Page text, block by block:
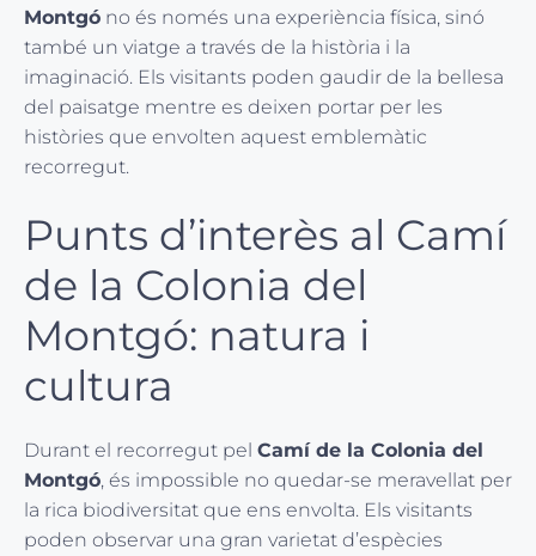
Montgó no és només una experiència física, sinó
també un viatge a través de la història i la
imaginació. Els visitants poden gaudir de la bellesa
del paisatge mentre es deixen portar per les
històries que envolten aquest emblemàtic
recorregut.
Punts d’interès al Camí
de la Colonia del
Montgó: natura i
cultura
Durant el recorregut pel Camí de la Colonia del
Montgó, és impossible no quedar-se meravellat per
la rica biodiversitat que ens envolta. Els visitants
poden observar una gran varietat d’espècies